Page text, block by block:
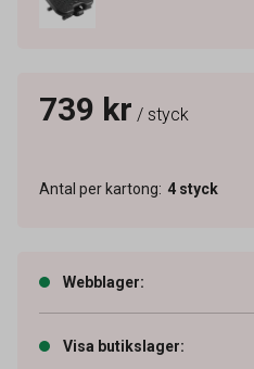
739 kr / styck
Antal per kartong: 4 styck
Webblager:
Visa butikslager: